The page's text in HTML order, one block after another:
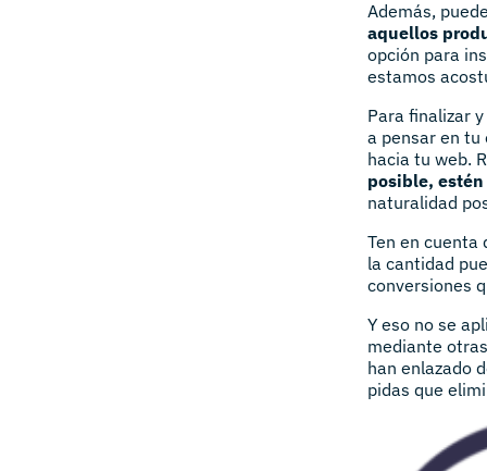
Además,
aquellos
opción para
estamos
Para finalizar
a pensar en tu
hacia tu web.
posible,
naturalidad
Ten en cuenta
la cantidad
conversiones
Y eso no se
mediante
han enlazado
pidas que